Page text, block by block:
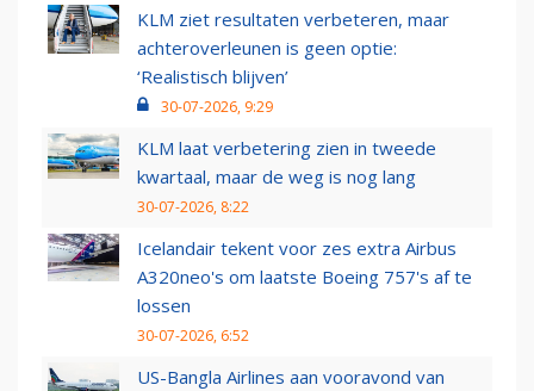
KLM ziet resultaten verbeteren, maar
achteroverleunen is geen optie:
‘Realistisch blijven’
30-07-2026, 9:29
KLM laat verbetering zien in tweede
kwartaal, maar de weg is nog lang
30-07-2026, 8:22
Icelandair tekent voor zes extra Airbus
A320neo's om laatste Boeing 757's af te
lossen
30-07-2026, 6:52
US-Bangla Airlines aan vooravond van